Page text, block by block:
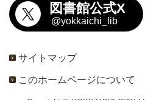
図書館公式X
@yokkaichi_lib
サイトマップ
このホームページについて